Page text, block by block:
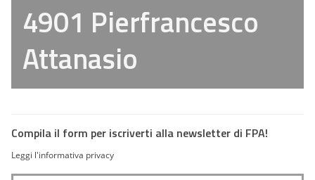
4901 Pierfrancesco
Attanasio
Compila il form per iscriverti alla newsletter di FPA!
Leggi l'informativa privacy